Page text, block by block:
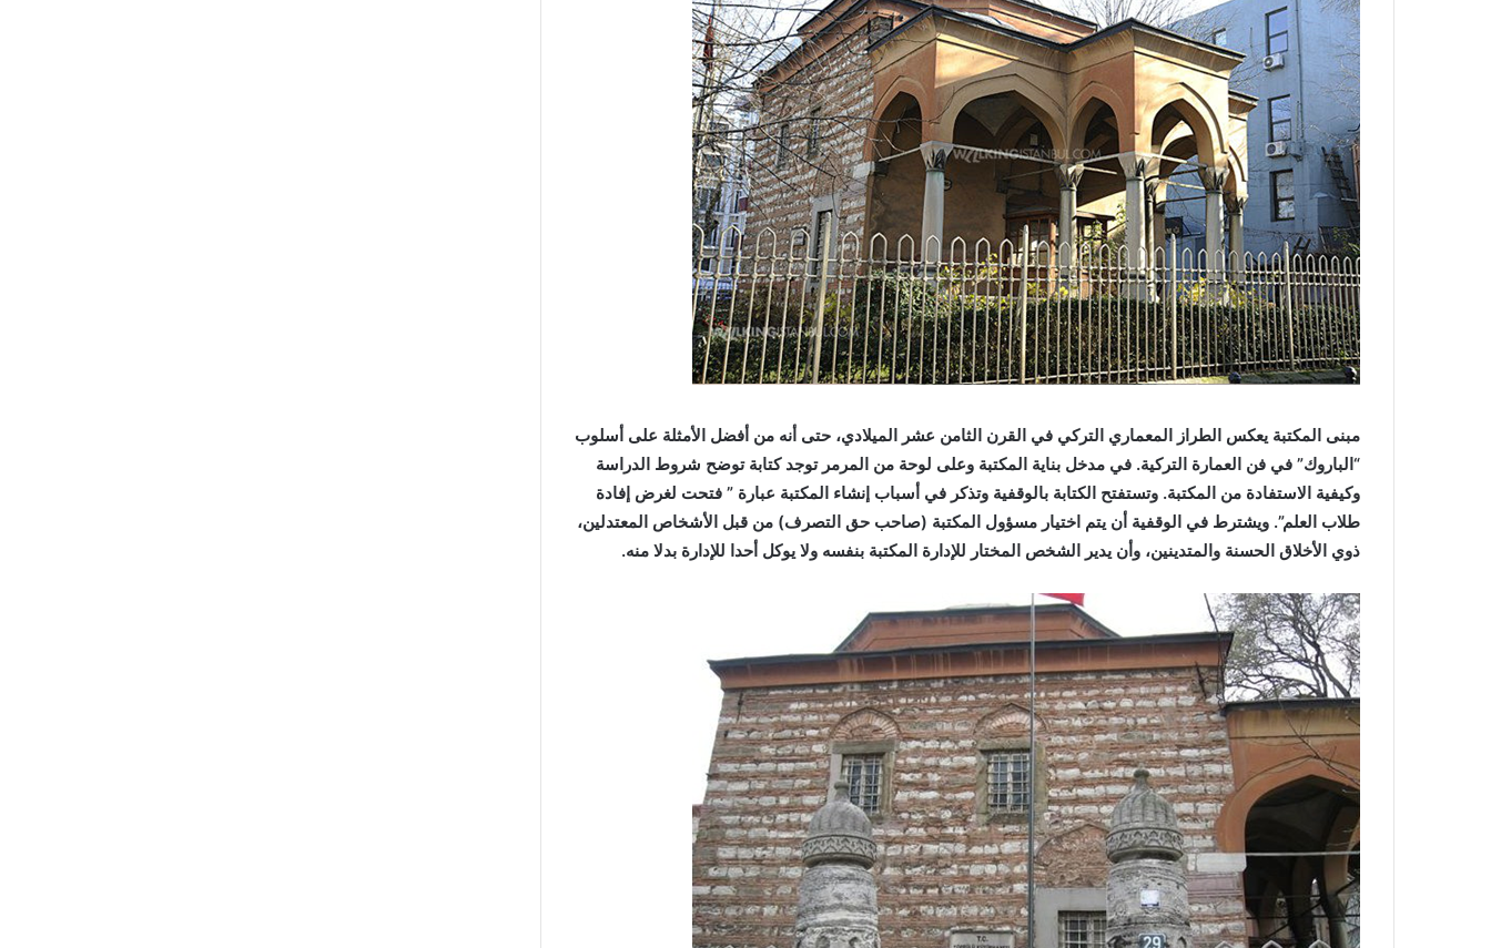
مبنى المكتبة يعكس الطراز المعماري التركي في القرن الثامن عشر الميلادي، حتى أنه من أفضل الأمثلة على أسلوب
“الباروك” في فن العمارة التركية. في مدخل بناية المكتبة وعلى لوحة من المرمر توجد كتابة توضح شروط الدراسة
وكيفية الاستفادة من المكتبة. وتستفتح الكتابة بالوقفية وتذكر في أسباب إنشاء المكتبة عبارة ” فتحت لغرض إفادة
طلاب العلم”. ويشترط في الوقفية أن يتم اختيار مسؤول المكتبة (صاحب حق التصرف) من قبل الأشخاص المعتدلين،
ذوي الأخلاق الحسنة والمتدينين، وأن يدير الشخص المختار للإدارة المكتبة بنفسه ولا يوكل أحدا للإدارة بدلا منه.